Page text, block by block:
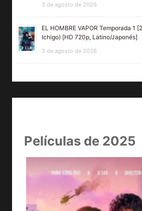
3 de agosto de 2026
EL HOMBRE VAPOR Temporada 1
Ichigo) [HD 720p, Latino/Japonés]
3 de agosto de 2026
Películas de 2025